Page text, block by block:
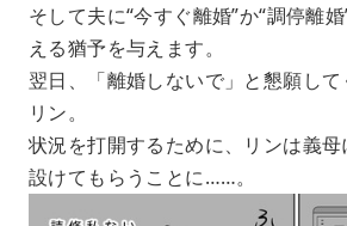
そして夫に“今すぐ離婚”か“調停離
える猶予を与えます。
翌日、「離婚しないで」と懇願し
リン。
状況を打開するために、リンは義
設けてもらうことに……。